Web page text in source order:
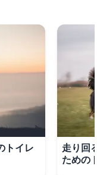
トイレ
走り回
ための